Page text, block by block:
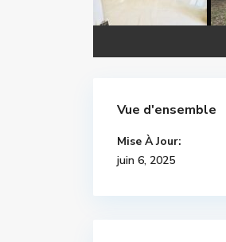
Vue d'ensemble
Mise À Jour:
juin 6, 2025